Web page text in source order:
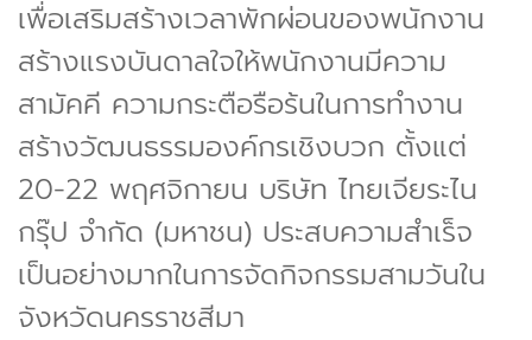
เพื่อเสริมสร้างเวลาพักผ่อนของพนักงาน
สร้างแรงบันดาลใจให้พนักงานมีความ
สามัคคี ความกระตือรือร้นในการทำงาน
สร้างวัฒนธรรมองค์กรเชิงบวก ตั้งแต่
20-22 พฤศจิกายน บริษัท ไทยเจียระไน
กรุ๊ป จำกัด (มหาชน) ประสบความสำเร็จ
เป็นอย่างมากในการจัดกิจกรรมสามวันใน
จังหวัดนครราชสีมา